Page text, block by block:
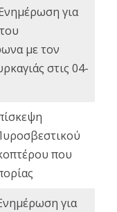
για
με τον
στις 04-
που
για